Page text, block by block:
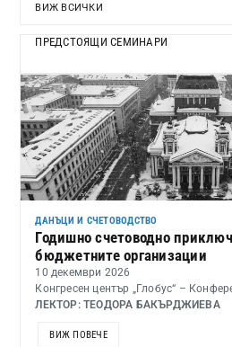
ВИЖ ВСИЧКИ
ПРЕДСТОЯЩИ СЕМИНАРИ
ДАНЪЦИ И СЧЕТОВОДСТВО
Годишно счетоводно
бюджетните организации
10 декември 2026
Конгресен център „Глобус“ –
ЛЕКТОР: ТЕОДОРА БАКЪРДЖИЕВА
ВИЖ ПОВЕЧЕ